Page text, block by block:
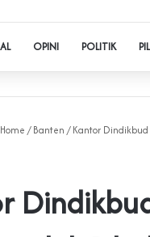
OPINI POLITIK
/ Banten / ‎Kantor